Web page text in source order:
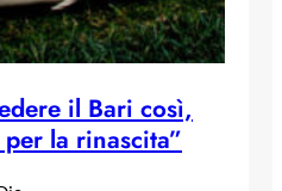
il Bari così,
la rinascita”